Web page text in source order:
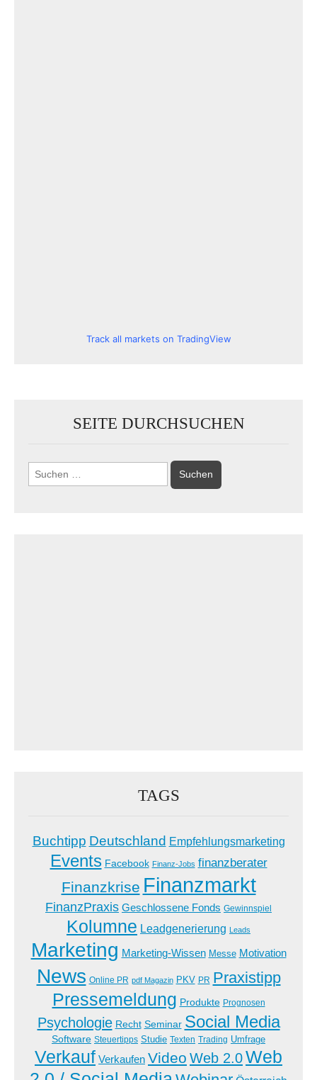
Track all markets on TradingView
SEITE DURCHSUCHEN
Suchen
nach:
TAGS
Buchtipp Deutschland Empfehlungsmarketing
Events Facebook Finanz-Jobs finanzberater
Finanzkrise Finanzmarkt
FinanzPraxis Geschlossene Fonds Gewinnspiel
Kolumne Leadgenerierung Leads
Marketing Marketing-Wissen Messe Motivation
News Online PR pdf Magazin PKV PR Praxistipp
Pressemeldung Produkte Prognosen
Psychologie Recht Seminar Social Media
Software Steuertipps Studie Texten Trading Umfrage
Verkauf Verkaufen Video Web 2.0Web